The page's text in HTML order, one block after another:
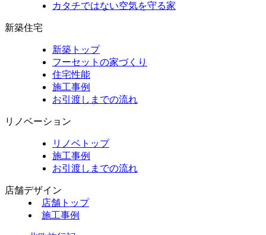
カタチではない空気を守る家
新築住宅
新築トップ
フーセットの家づくり
住宅性能
施工事例
お引渡しまでの流れ
リノベーション
リノベトップ
施工事例
お引渡しまでの流れ
店舗デザイン
店舗トップ
施工事例